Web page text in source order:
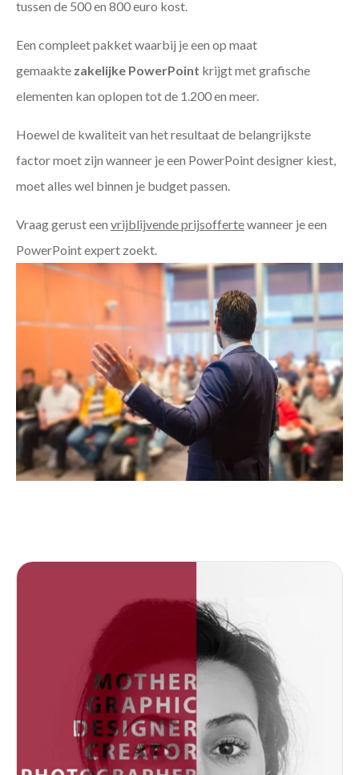
tussen de 500 en 800 euro kost.
Een compleet pakket waarbij je een op maat
gemaakte zakelijke PowerPoint krijgt met grafische
elementen kan oplopen tot de 1.200 en meer.
Hoewel de kwaliteit van het resultaat de belangrijkste
factor moet zijn wanneer je een PowerPoint designer kiest,
moet alles wel binnen je budget passen.
Vraag gerust een vrijblijvende prijsoffertewanneer je een
PowerPoint expert zoekt.